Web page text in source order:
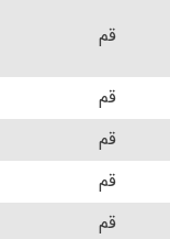
قم
قم
قم
قم
قم